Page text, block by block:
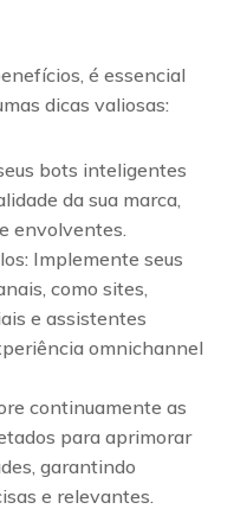
é essencial
dicas valiosas:
bots inteligentes
da sua marca,
envolventes.
Implemente seus
como sites,
e assistentes
omnichannel
continuamente as
para aprimorar
garantindo
e relevantes.